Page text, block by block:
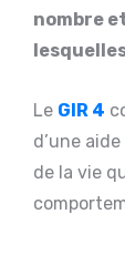
nombre
Le GIR 4
d’une
de la vie